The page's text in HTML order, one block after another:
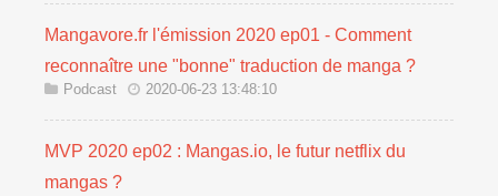
Mangavore.fr l'émission 2020 ep01 - Comment
reconnaître une "bonne" traduction de manga ?
Podcast 2020-06-23 13:48:10
MVP 2020 ep02 : Mangas.io, le futur netflix du
mangas ?